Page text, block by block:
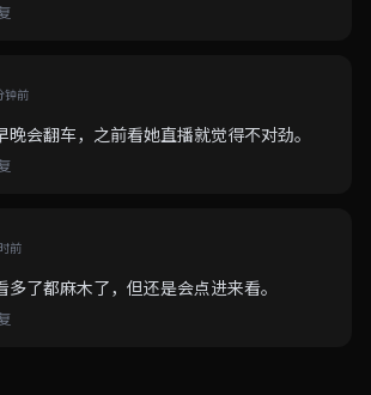
钟前
晚会翻车，之前看她直播就觉得不对劲。
前
多了都麻木了，但还是会点进来看。